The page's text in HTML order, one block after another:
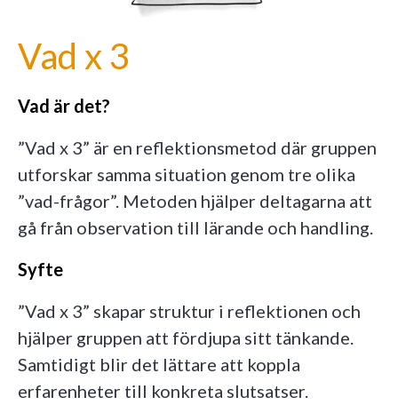
Vad x 3
Vad är det?
”Vad x 3” är en reflektionsmetod där gruppen
utforskar samma situation genom tre olika
”vad-frågor”. Metoden hjälper deltagarna att
gå från observation till lärande och handling.
Syfte
”Vad x 3” skapar struktur i reflektionen och
hjälper gruppen att fördjupa sitt tänkande.
Samtidigt blir det lättare att koppla
erfarenheter till konkreta slutsatser.